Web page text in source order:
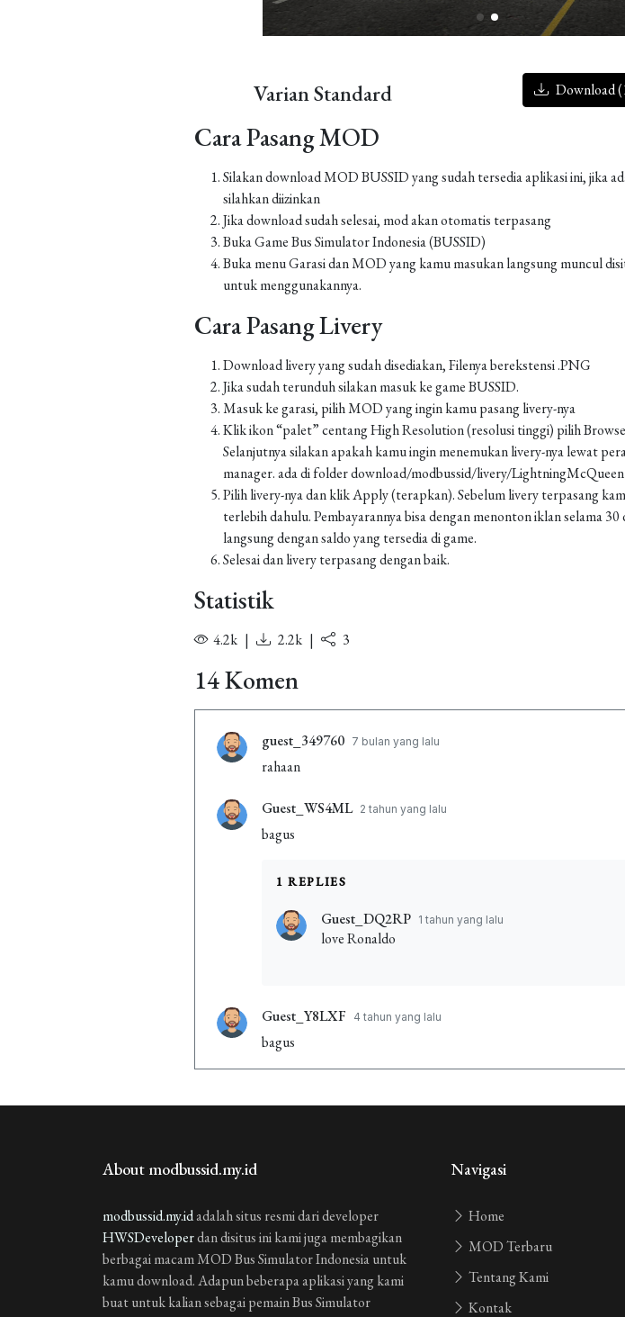
Varian Standard Download
Cara Pasang MOD
Silakan download MOD BUSSID yang sudah tersedia aplikasi ini, jika
silahkan diizinkan
Jika download sudah selesai, mod akan otomatis terpasang
Buka Game Bus Simulator Indonesia (BUSSID)
Buka menu Garasi dan MOD yang kamu masukan langsung muncul
untuk menggunakannya.
Cara Pasang Livery
Download livery yang sudah disediakan, Filenya berekstensi .PNG
Jika sudah terunduh silakan masuk ke game BUSSID.
Masuk ke garasi, pilih MOD yang ingin kamu pasang livery-nya
Klik ikon “palet” centang High Resolution (resolusi tinggi) pilih
Selanjutnya silakan apakah kamu ingin menemukan livery-nya lewat
manager. ada di folder download/modbussid/livery/LightningMcQueen
Pilih livery-nya dan klik Apply (terapkan). Sebelum livery terpasang
terlebih dahulu. Pembayarannya bisa dengan menonton iklan selama
langsung dengan saldo yang tersedia di game.
Selesai dan livery terpasang dengan baik.
Statistik
4.2k | 2.2k | 3
14 Komen
guest_349760 7 bulan yang lalu
rahaan
Guest_WS4ML 2 tahun yang lalu
bagus
1 REPLIES
Guest_DQ2RP 1 tahun yang lalu
love Ronaldo
Guest_Y8LXF 4 tahun yang lalu
bagus
🇱🇦😀👍
Guest_AKYPG 4 tahun yang lalu
bang gimana gerakan negara lubang kasih tahu bang
Guest_IH7U3 4 tahun yang lalu
bagus banget
About modbussid.my.id
modbussid.my.idadalah situs resmi dari developer
HWSDeveloperdan disitus ini kami juga membagikan
berbagai macam MOD Bus Simulator Indonesia untuk
kamu download. Adapun beberapa aplikasi yang kami
buat untuk kalian sebagai pemain Bus Simulator
Navigasi
Home
MOD Terbaru
Tentang Kami
Kontak